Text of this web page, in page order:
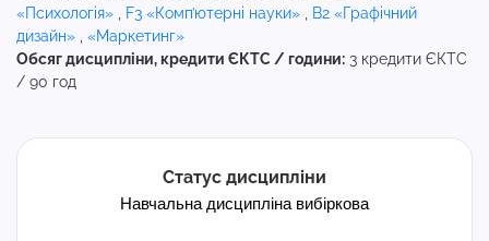
«Психологія»
F3 «Комп’ютерні науки»
B2 «Графічний
дизайн»
«Маркетинг»
Обсяг дисципліни, кредити ЄКТС / години: 3 кредити ЄКТС
/ 90 год
Статус дисципліни
Навчальна дисципліна вибіркова